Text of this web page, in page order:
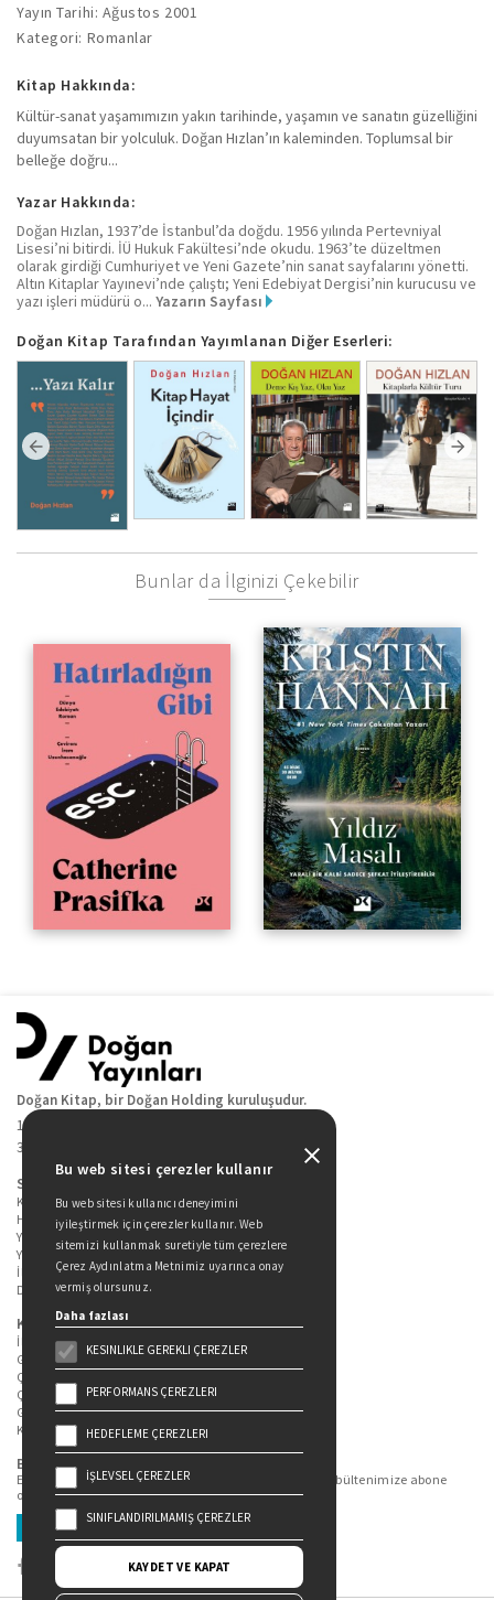
Yayın Tarihi: Ağustos 2001
Kategori: Romanlar
Kitap Hakkında:
Kültür-sanat yaşamımızın yakın tarihinde, yaşamın ve sanatın güzelliğini
duyumsatan bir yolculuk. Doğan Hızlan’ın kaleminden. Toplumsal bir
belleğe doğru...
Yazar Hakkında:
Doğan Hızlan, 1937’de İstanbul’da doğdu. 1956 yılında Pertevniyal
Lisesi’ni bitirdi. İÜ Hukuk Fakültesi’nde okudu. 1963’te düzeltmen
olarak girdiği Cumhuriyet ve Yeni Gazete’nin sanat sayfalarını yönetti.
Altın Kitaplar Yayınevi’nde çalıştı; Yeni Edebiyat Dergisi’nin kurucusu ve
yazı işleri müdürü o... Yazarın Sayfası
Doğan Kitap Tarafından Yayımlanan Diğer Eserleri:
Bunlar da İlginizi Çekebilir
Doğan Kitap, bir Doğan Holding kuruluşudur.
19 Mayıs Cad. Golden Plaza No:1 Kat:10
34360 / Şişli / İstanbul
Sitede Yer Alan Sayfalar
Kitaplarımız
Hakkımızda
Yazarlarımız
Yazar Adayları İçin
İletişim
Duygu Asena Roman Ödülü
Kişisel Verilerin Korunması
İlgili Kişi Başvuru Formu
Genel Aydınlatma Metni
Çekiliş Aydınlatma Metni
Çerez Aydınlatma Metni
Gizlilik Politikası
Kullanım Şartları
Bizi Takip Edin...
En güncel kitap ve etkinliklerden haberdar olmak için bültenimize abone
olun.
Üye Ol
Bu web sitesi çerezler kullanır
Bu web sitesi kullanıcı deneyimini
iyileştirmek için çerezler kullanır. Web
sitemizi kullanmak suretiyle tüm çerezlere
Çerez Aydınlatma Metnimiz uyarınca onay
vermiş olursunuz.
Daha fazlası
KESINLIKLE GEREKLI ÇEREZLER
PERFORMANS ÇEREZLERI
HEDEFLEME ÇEREZLERI
İŞLEVSEL ÇEREZLER
SINIFLANDIRILMAMIŞ ÇEREZLER
KAYDET VE KAPAT